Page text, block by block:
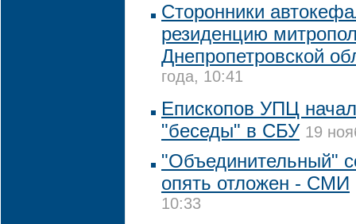
Сторонники
резиденцию
Днепропетровской
года, 10:41
Епископов УПЦ
"беседы" в СБУ 19
"Объединительный"
опять отложен - СМИ
10:33